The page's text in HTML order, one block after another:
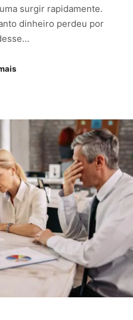
surgir rapidamente.
dinheiro perdeu por